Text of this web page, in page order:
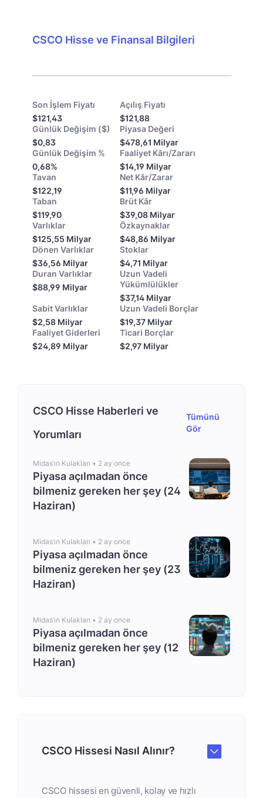
CSCO Hisse ve Finansal Bilgileri
Son İşlem Fiyatı
$121,43
Açılış Fiyatı
$121,88
Günlük Değişim ($)
$0,83
Piyasa Değeri
$478,61 Milyar
Günlük Değişim %
0,68%
Faaliyet Kârı/Zararı
$14,19 Milyar
Tavan
$122,19
Net Kâr/Zarar
$11,96 Milyar
Taban
$119,90
Brüt Kâr
$39,08 Milyar
Varlıklar
$125,55 Milyar
Özkaynaklar
$48,86 Milyar
Dönen Varlıklar
$36,56 Milyar
Stoklar
$4,71 Milyar
Duran Varlıklar
$88,99 Milyar
Uzun Vadeli
Yükümlülükler
$37,14 Milyar
Sabit Varlıklar
$2,58 Milyar
Uzun Vadeli Borçlar
$19,37 Milyar
Faaliyet Giderleri
$24,89 Milyar
Ticari Borçlar
$2,97 Milyar
CSCO Hisse Haberleri ve
Yorumları
Tümünü
Gör
Midas’ın Kulakları • 2 ay once
Piyasa açılmadan önce
bilmeniz gereken her şey (24
Haziran)
Midas’ın Kulakları • 2 ay once
Piyasa açılmadan önce
bilmeniz gereken her şey (23
Haziran)
Midas’ın Kulakları • 2 ay once
Piyasa açılmadan önce
bilmeniz gereken her şey (12
Haziran)
CSCO Hissesi Nasıl Alınır?
CSCO hissesi en güvenli, kolay ve hızlı